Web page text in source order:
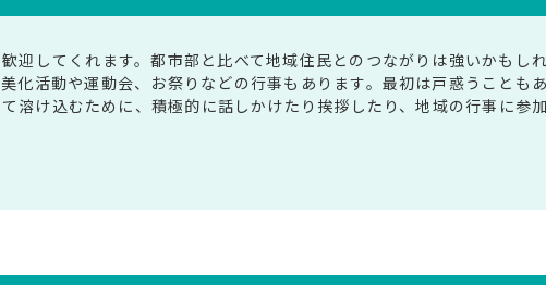
迎してくれます。都市部と比べて地域住民とのつながりは強いかもしれ
化活動や運動会、お祭りなどの行事もあります。最初は戸惑うことも
溶け込むために、積極的に話しかけたり挨拶したり、地域の行事に参